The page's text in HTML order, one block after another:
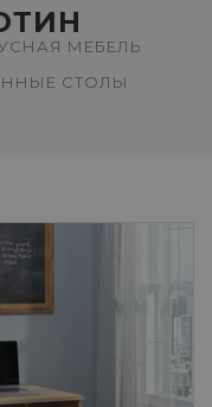
МЕБЕЛЬ
СТОЛЫ